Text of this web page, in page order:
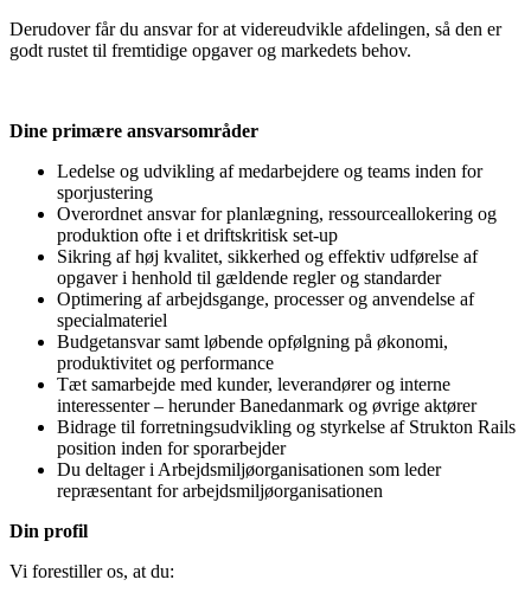
Derudover får du ansvar for at videreudvikle afdelingen, så den er
godt rustet til fremtidige opgaver og markedets behov.
Dine primære ansvarsområder
Ledelse og udvikling af medarbejdere og teams inden for
sporjustering
Overordnet ansvar for planlægning, ressourceallokering og
produktion ofte i et driftskritisk set-up
Sikring af høj kvalitet, sikkerhed og effektiv udførelse af
opgaver i henhold til gældende regler og standarder
Optimering af arbejdsgange, processer og anvendelse af
specialmateriel
Budgetansvar samt løbende opfølgning på økonomi,
produktivitet og performance
Tæt samarbejde med kunder, leverandører og interne
interessenter – herunder Banedanmark og øvrige aktører
Bidrage til forretningsudvikling og styrkelse af Strukton Rails
position inden for sporarbejder
Du deltager i Arbejdsmiljøorganisationen som leder
repræsentant for arbejdsmiljøorganisationen
Din profil
Vi forestiller os, at du: